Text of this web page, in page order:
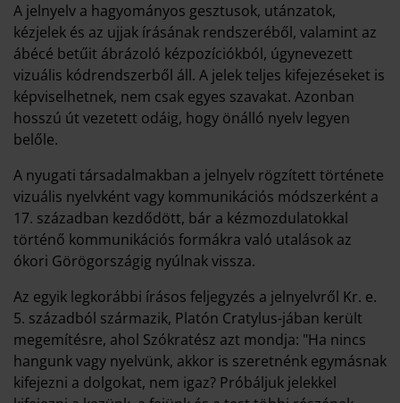
A jelnyelv a hagyományos gesztusok, utánzatok,
kézjelek és az ujjak írásának rendszeréből, valamint az
ábécé betűit ábrázoló kézpozíciókból, úgynevezett
vizuális kódrendszerből áll. A jelek teljes kifejezéseket is
képviselhetnek, nem csak egyes szavakat. Azonban
hosszú út vezetett odáig, hogy önálló nyelv legyen
belőle.
A nyugati társadalmakban a jelnyelv rögzített története
vizuális nyelvként vagy kommunikációs módszerként a
17. században kezdődött, bár a kézmozdulatokkal
történő kommunikációs formákra való utalások az
ókori Görögországig nyúlnak vissza.
Az egyik legkorábbi írásos feljegyzés a jelnyelvről Kr. e.
5. századból származik, Platón Cratylus-jában került
megemítésre, ahol Szókratész azt mondja: "Ha nincs
hangunk vagy nyelvünk, akkor is szeretnénk egymásnak
kifejezni a dolgokat, nem igaz? Próbáljuk jelekkel